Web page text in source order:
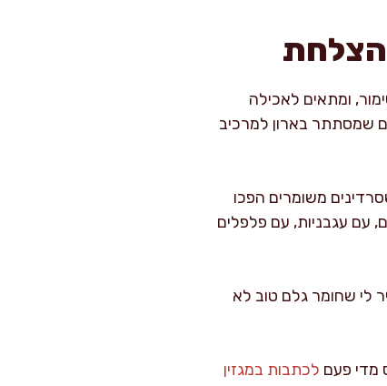
הצלחת
ומתאים לאכילה
שמסתתר בארון למרכיב
משומרים הפכו
עם עגבניות, עם פלפלים
לי שחומר גלם טוב לא
מדי פעם לכתבות במגזין